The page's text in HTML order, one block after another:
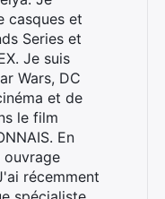
casques et
Series et
Je suis
Wars, DC
et de
le film
En
ouvrage
récemment